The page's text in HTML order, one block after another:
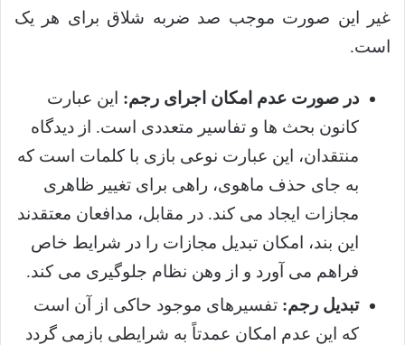
غیر این صورت موجب صد ضربه شلاق برای هر یک
است.
در صورت عدم امکان اجرای رجم: این عبارت
کانون بحث ها و تفاسیر متعددی است. از دیدگاه
منتقدان، این عبارت نوعی بازی با کلمات است که
به جای حذف ماهوی، راهی برای تغییر ظاهری
مجازات ایجاد می کند. در مقابل، مدافعان معتقدند
این بند، امکان تبدیل مجازات را در شرایط خاص
فراهم می آورد و از وهن نظام جلوگیری می کند.
تبدیل رجم: تفسیرهای موجود حاکی از آن است
که این عدم امکان عمدتاً به شرایطی بازمی گردد